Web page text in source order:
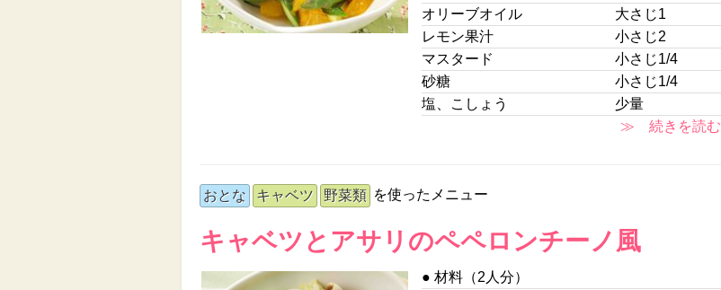
オリーブオイル
大さじ1
レモン果汁
小さじ2
マスタード
小さじ1/4
砂糖
小さじ1/4
塩、こしょう
少量
≫ 続きを読む
おとな キャベツ 野菜類 を使ったメニュー
キャベツとアサリのペペロンチーノ風
● 材料（2人分）